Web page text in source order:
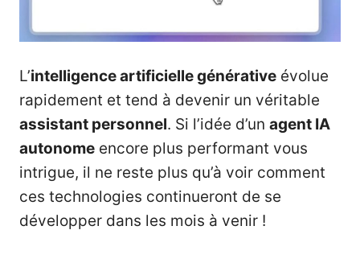
L’intelligence artificielle générative évolue
rapidement et tend à devenir un véritable
assistant personnel. Si l’idée d’un agent IA
autonome encore plus performant vous
intrigue, il ne reste plus qu’à voir comment
ces technologies continueront de se
développer dans les mois à venir !